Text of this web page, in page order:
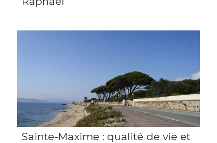
Sainte-Maxime : qualité de vie et